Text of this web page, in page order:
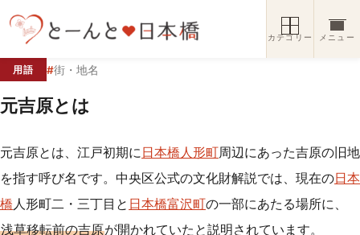
カテゴリー メニュー
用語 #街・地名
元吉原とは
元吉原とは、江戸初期に日本橋人形町周辺にあった吉原の旧地
を指す呼び名です。中央区公式の文化財解説では、現在の日本
橋人形町二・三丁目と 日本橋富沢町の一部にあたる場所に、
浅草移転前の吉原が開かれていたと説明されています。